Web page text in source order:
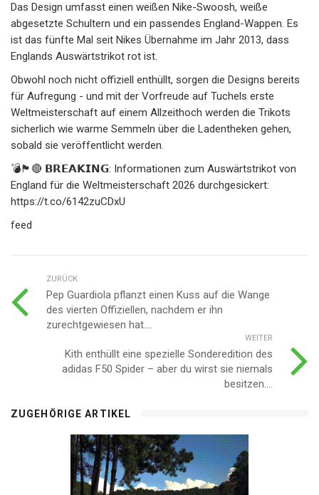
Das Design umfasst einen weißen Nike-Swoosh, weiße
abgesetzte Schultern und ein passendes England-Wappen. Es
ist das fünfte Mal seit Nikes Übernahme im Jahr 2013, dass
Englands Auswärtstrikot rot ist.
Obwohl noch nicht offiziell enthüllt, sorgen die Designs bereits
für Aufregung - und mit der Vorfreude auf Tuchels erste
Weltmeisterschaft auf einem Allzeithoch werden die Trikots
sicherlich wie warme Semmeln über die Ladentheken gehen,
sobald sie veröffentlicht werden.
💣🏴🔴 𝗕𝗥𝗘𝗔𝗞𝗜𝗡𝗚: Informationen zum Auswärtstrikot von
England für die Weltmeisterschaft 2026 durchgesickert:
https://t.co/6142zuCDxU
feed
ZURÜCK
Pep Guardiola pflanzt einen Kuss auf die Wange
des vierten Offiziellen, nachdem er ihn
zurechtgewiesen hat....
WEITER
Kith enthüllt eine spezielle Sonderedition des
adidas F50 Spider – aber du wirst sie niemals
besitzen....
ZUGEHÖRIGE ARTIKEL